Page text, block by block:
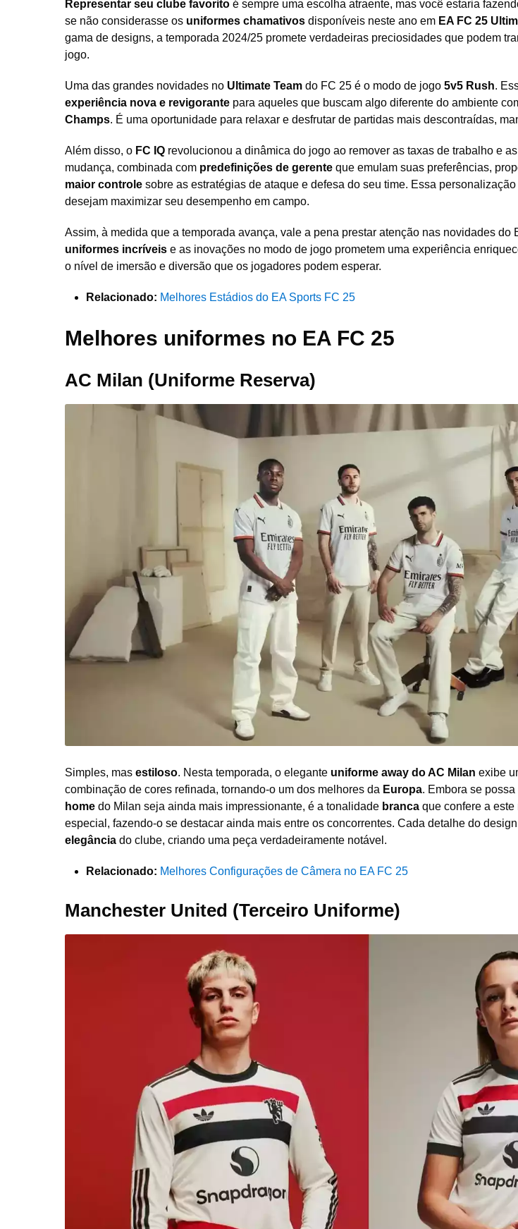
Representar seu clube favorito é sempre uma escolha atraente, mas você estaria
se não considerasse os uniformes chamativos disponíveis neste ano em EA FC 25
gama de designs, a temporada 2024/25 promete verdadeiras preciosidades que podem
jogo.
Uma das grandes novidades no Ultimate Team do FC 25 é o modo de jogo 5v5 Rush.
experiência nova e revigorante para aqueles que buscam algo diferente do ambiente
Champs. É uma oportunidade para relaxar e desfrutar de partidas mais descontraídas,
Além disso, o FC IQ revolucionou a dinâmica do jogo ao remover as taxas de trabalho e
mudança, combinada com predefinições de gerente que emulam suas preferências,
maior controle sobre as estratégias de ataque e defesa do seu time. Essa
desejam maximizar seu desempenho em campo.
Assim, à medida que a temporada avança, vale a pena prestar atenção nas novidades do
uniformes incríveis e as inovações no modo de jogo prometem uma experiência
o nível de imersão e diversão que os jogadores podem esperar.
Relacionado: Melhores Estádios do EA Sports FC 25
Melhores uniformes no EA FC 25
AC Milan (Uniforme Reserva)
Simples, mas estiloso. Nesta temporada, o elegante uniforme away do AC Milan exibe
combinação de cores refinada, tornando-o um dos melhores da Europa. Embora se
home do Milan seja ainda mais impressionante, é a tonalidade branca que confere a
especial, fazendo-o se destacar ainda mais entre os concorrentes. Cada detalhe do
elegância do clube, criando uma peça verdadeiramente notável.
Relacionado: Melhores Configurações de Câmera no EA FC 25
Manchester United (Terceiro Uniforme)